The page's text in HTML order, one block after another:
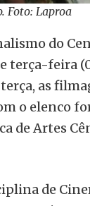
Foto: Laproa
do
feira
as
o elenco
de Artes
de